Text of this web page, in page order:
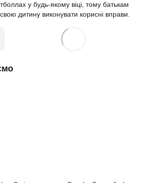
у будь-якому віці, тому батькам
дитину виконувати корисні вправи.